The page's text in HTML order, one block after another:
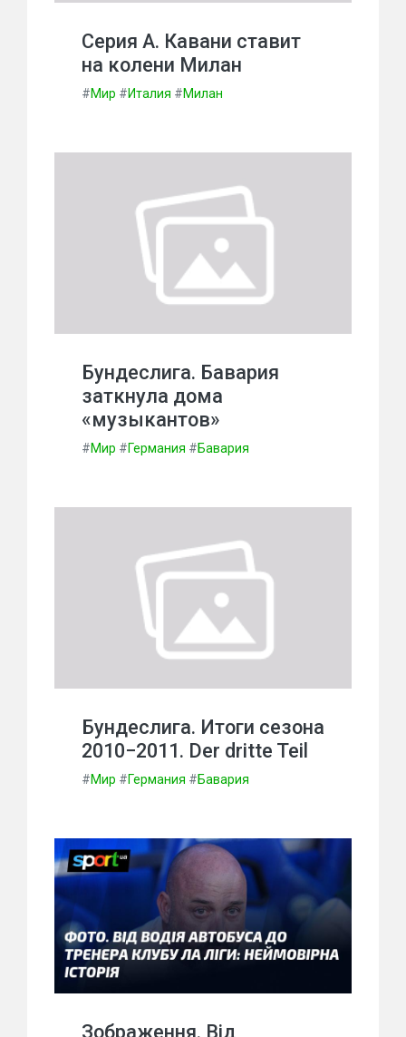
Серия А. Кавани ставит
на колени Милан
#Мир #Италия #Милан
Бундеслига. Бавария
заткнула дома
«музыкантов»
#Мир #Германия #Бавария
Бундеслига. Итоги сезона
2010−2011. Der dritte Teil
#Мир #Германия #Бавария
Зображення. Від